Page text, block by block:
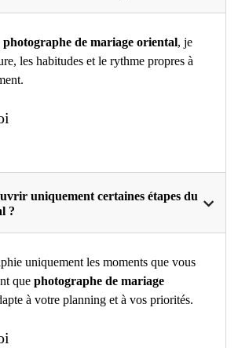
photographe de mariage oriental, je
les habitudes et le rythme propres à
uniquement certaines étapes du
?
uniquement les moments que vous
que photographe de mariage
à votre planning et à vos priorités.